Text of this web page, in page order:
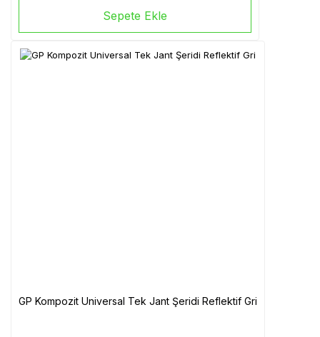
Sepete Ekle
GP Kompozit Universal Tek Jant Şeridi Reflektif Gri